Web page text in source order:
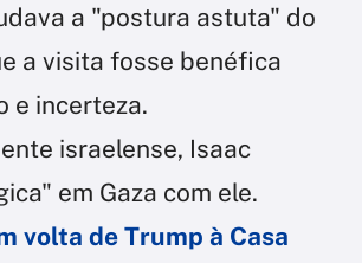
a "postura astuta" do
a visita fosse benéfica
e incerteza.
israelense, Isaac
em Gaza com ele.
volta de Trump à Casa